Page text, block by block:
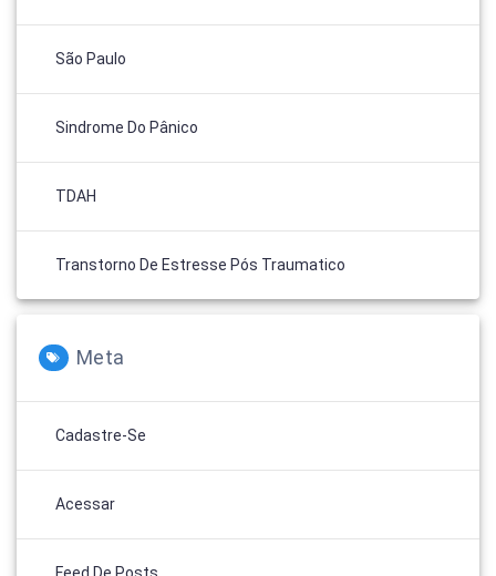
São Paulo
Sindrome Do Pânico
TDAH
Transtorno De Estresse Pós Traumatico
Meta
Cadastre-Se
Acessar